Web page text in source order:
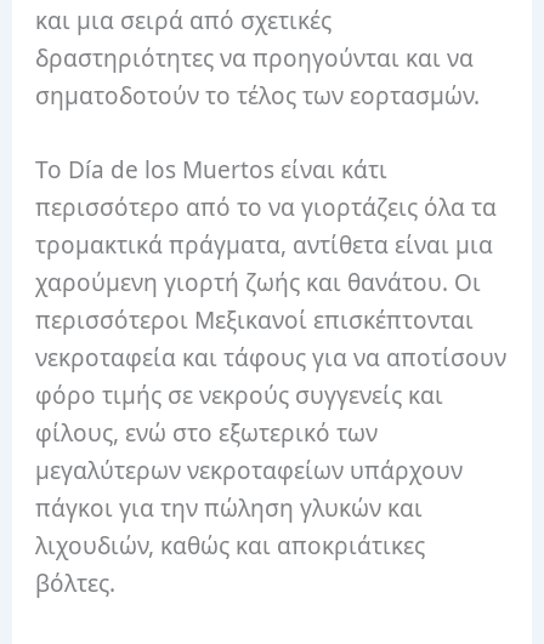
και μια σειρά από σχετικές
δραστηριότητες να προηγούνται και να
σηματοδοτούν το τέλος των εορτασμών.
Το Día de los Muertos είναι κάτι
περισσότερο από το να γιορτάζεις όλα τα
τρομακτικά πράγματα, αντίθετα είναι μια
χαρούμενη γιορτή ζωής και θανάτου. Οι
περισσότεροι Μεξικανοί επισκέπτονται
νεκροταφεία και τάφους για να αποτίσουν
φόρο τιμής σε νεκρούς συγγενείς και
φίλους, ενώ στο εξωτερικό των
μεγαλύτερων νεκροταφείων υπάρχουν
πάγκοι για την πώληση γλυκών και
λιχουδιών, καθώς και αποκριάτικες
βόλτες.